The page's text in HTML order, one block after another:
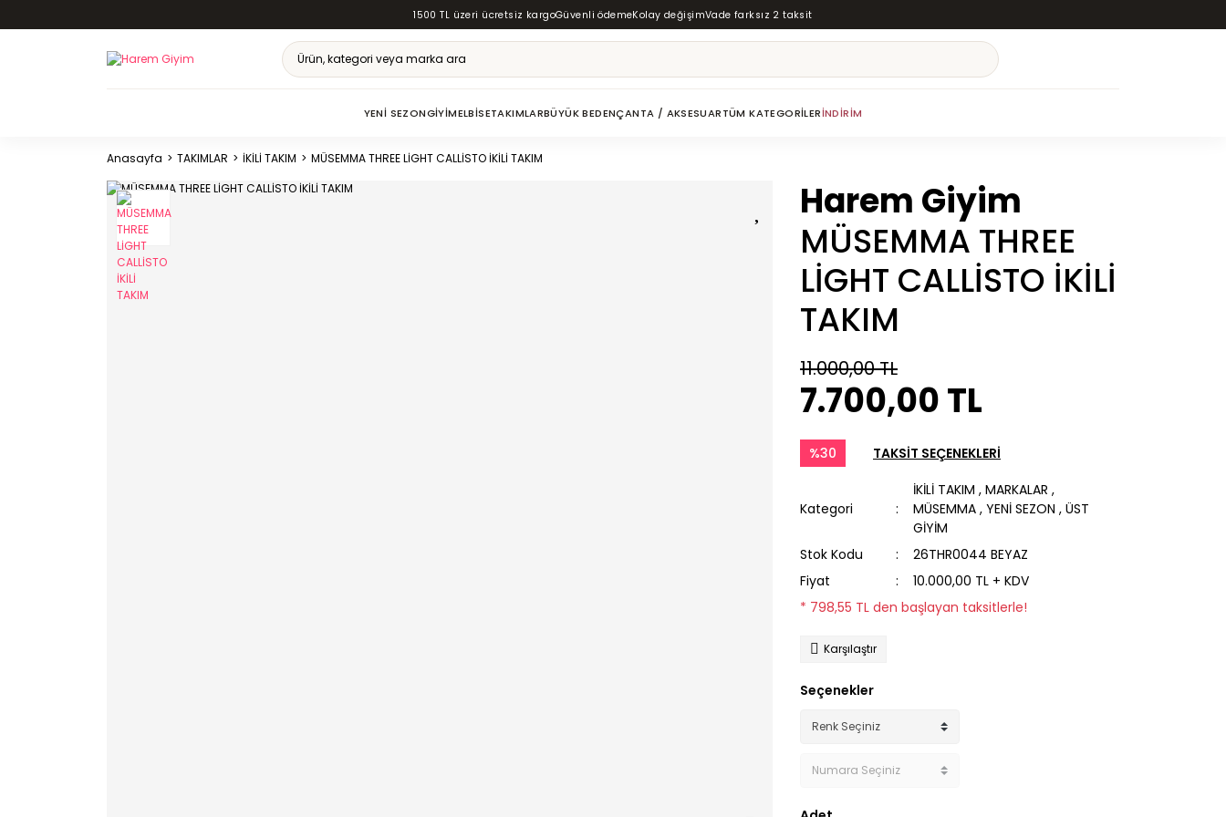
1500 TL üzeri ücretsiz kargoGüvenli ödemeKolay değişimVade farksız 2 taksit
YENI SEZONGIYIMELBISETAKIMLARBÜYÜK BEDENÇANTA / AKSESUARTÜM KATEGORILERİNDIRIM
Anasayfa TAKIMLAR İKİLİ TAKIM MÜSEMMA THREE LİGHT CALLİSTO İKİLİ TAKIM
Harem Giyim
MÜSEMMA THREE
LİGHT CALLİSTO İKİLİ
TAKIM
11.000,00 TL
7.700,00 TL
%30 TAKSİT SEÇENEKLERİ
Kategori
İKİLİ TAKIM , MARKALAR ,
MÜSEMMA , YENİ SEZON , ÜST
GİYİM
Stok Kodu
26THR0044 BEYAZ
Fiyat
10.000,00 TL + KDV
* 798,55 TL den başlayan taksitlerle!
Karşılaştır
Seçenekler